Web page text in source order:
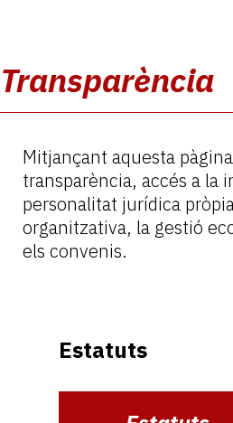
Transparència
Mitjançant aquesta
transparència, accés a la
personalitat jurídica
organitzativa, la gestió
els convenis.
Estatuts